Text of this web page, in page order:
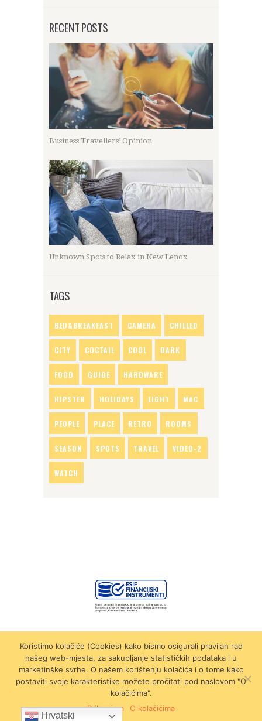
RECENT POSTS
Business Travellers’ Opinion
Unknown Spots to Relax in New Lenox
TAGS
BED&BREAKFAST CAMERA CHILLED
CITY COCTAIL COOL DARK
FOOD GUIDE HARDWARE
HIPSTER HOLIDAYS LIGHT MAC
PEOPLE PLACE RETRO ROOMS
SEASON SPOTS TRAVEL VIDEO-2
WATCH
Wine Hill Hostel © 2026 by Gluhak Design
Hrvatski
Koristimo kolačiće (Cookies) kako bismo osigurali pravilan rad
našeg web-mjesta, za sakupljanje statističkih podataka i u
marketinške svrhe. O našem korištenju kolačića i o tome kako
postaviti svoje karakteristike možete pročitati pod naslovom "O
kolačićima".
Prihvaćam
O kolačićima